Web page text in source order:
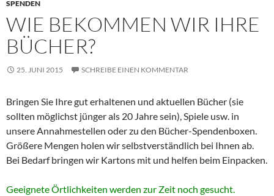
SPENDEN
WIE BEKOMMEN WIR IHRE
BÜCHER?
25. JUNI 2015 SCHREIBE EINEN KOMMENTAR
Bringen Sie Ihre gut erhaltenen und aktuellen Bücher (sie
sollten möglichst jünger als 20 Jahre sein), Spiele usw. in
unsere Annahmestellen oder zu den Bücher-Spendenboxen.
Größere Mengen holen wir selbstverständlich bei Ihnen ab.
Bei Bedarf bringen wir Kartons mit und helfen beim Einpacken.
Geeignete Örtlichkeiten werden zur Zeit noch gesucht.